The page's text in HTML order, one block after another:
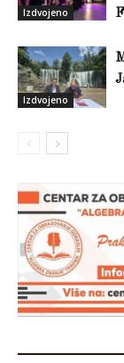
Izdvojeno
Izdvojeno